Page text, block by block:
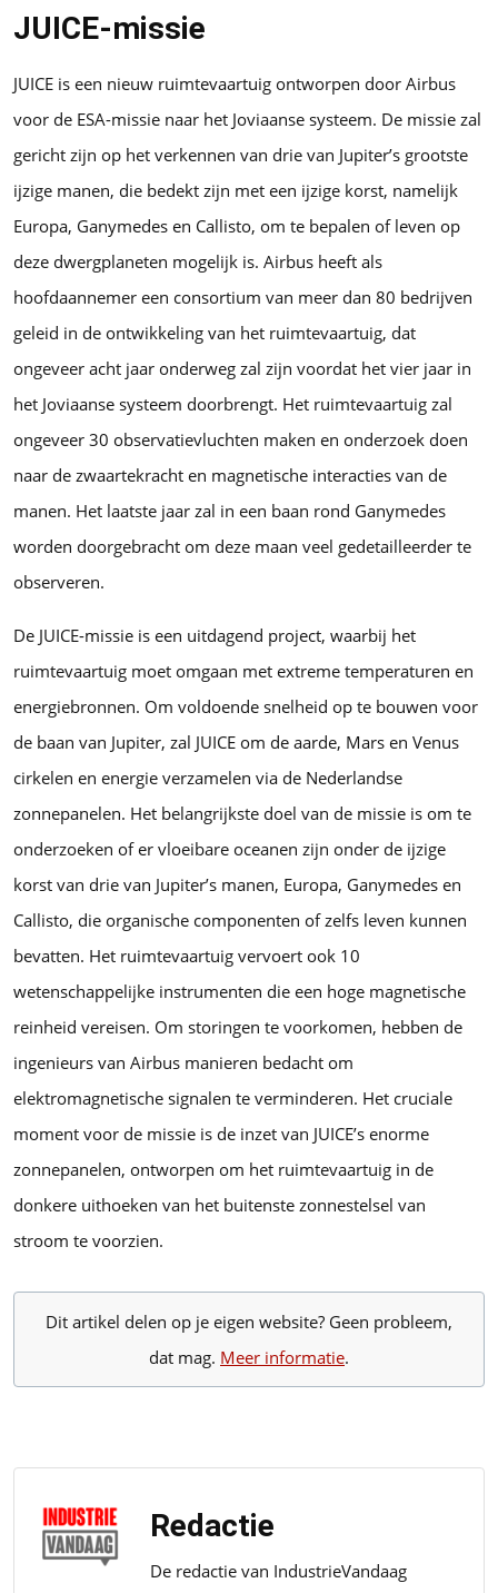
JUICE-missie
JUICE is een nieuw ruimtevaartuig ontworpen door Airbus
voor de ESA-missie naar het Joviaanse systeem. De missie zal
gericht zijn op het verkennen van drie van Jupiter’s grootste
ijzige manen, die bedekt zijn met een ijzige korst, namelijk
Europa, Ganymedes en Callisto, om te bepalen of leven op
deze dwergplaneten mogelijk is. Airbus heeft als
hoofdaannemer een consortium van meer dan 80 bedrijven
geleid in de ontwikkeling van het ruimtevaartuig, dat
ongeveer acht jaar onderweg zal zijn voordat het vier jaar in
het Joviaanse systeem doorbrengt. Het ruimtevaartuig zal
ongeveer 30 observatievluchten maken en onderzoek doen
naar de zwaartekracht en magnetische interacties van de
manen. Het laatste jaar zal in een baan rond Ganymedes
worden doorgebracht om deze maan veel gedetailleerder te
observeren.
De JUICE-missie is een uitdagend project, waarbij het
ruimtevaartuig moet omgaan met extreme temperaturen en
energiebronnen. Om voldoende snelheid op te bouwen voor
de baan van Jupiter, zal JUICE om de aarde, Mars en Venus
cirkelen en energie verzamelen via de Nederlandse
zonnepanelen. Het belangrijkste doel van de missie is om te
onderzoeken of er vloeibare oceanen zijn onder de ijzige
korst van drie van Jupiter’s manen, Europa, Ganymedes en
Callisto, die organische componenten of zelfs leven kunnen
bevatten. Het ruimtevaartuig vervoert ook 10
wetenschappelijke instrumenten die een hoge magnetische
reinheid vereisen. Om storingen te voorkomen, hebben de
ingenieurs van Airbus manieren bedacht om
elektromagnetische signalen te verminderen. Het cruciale
moment voor de missie is de inzet van JUICE’s enorme
zonnepanelen, ontworpen om het ruimtevaartuig in de
donkere uithoeken van het buitenste zonnestelsel van
stroom te voorzien.
Dit artikel delen op je eigen website? Geen probleem,
dat mag. Meer informatie.
Redactie
De redactie van IndustrieVandaag